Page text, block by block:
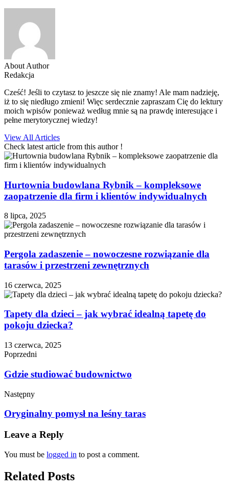
About Author
Redakcja
Cześć! Jeśli to czytasz to jeszcze się nie znamy! Ale mam nadzieję,
iż to się niedługo zmieni! Więc serdecznie zapraszam Cię do lektury
moich wpisów ponieważ według mnie są na prawdę interesujące i
pełne merytorycznej wiedzy!
View All Articles
Check latest article from this author !
Hurtownia budowlana Rybnik – kompleksowe
zaopatrzenie dla firm i klientów indywidualnych
8 lipca, 2025
Pergola zadaszenie – nowoczesne rozwiązanie dla
tarasów i przestrzeni zewnętrznych
16 czerwca, 2025
Tapety dla dzieci – jak wybrać idealną tapetę do
pokoju dziecka?
13 czerwca, 2025
Poprzedni
Gdzie studiować budownictwo
Następny
Oryginalny pomysł na leśny taras
Leave a Reply
You must be logged in to post a comment.
Related Posts